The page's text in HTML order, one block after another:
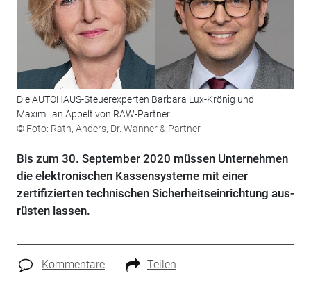
Die AUTOHAUS-Steuerexperten Barbara Lux-Krönig und
Maximilian Appelt von RAW-Partner.
© Foto: Rath, Anders, Dr. Wanner & Partner
Bis zum 30. September 2020 müssen Unternehmen
die elektronischen Kassen­systeme mit einer
zertifizierten technischen Sicherheitseinrichtung aus­
rüsten lassen.
Kommentare Teilen